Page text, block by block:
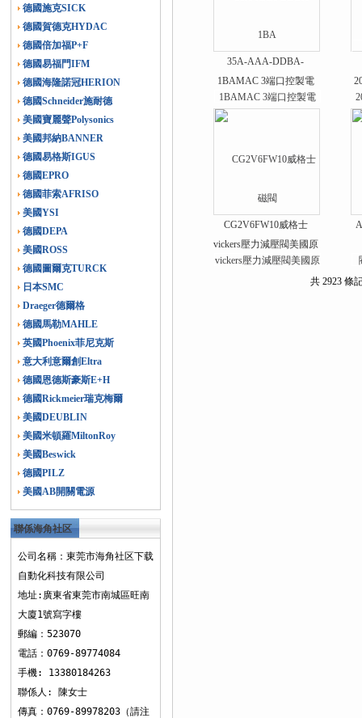
德國施克SICK
德國賀德克HYDAC
德國倍加福P+F
德國易福門IFM
德國海隆諾冠HERION
德國Schneider施耐德
美國寶麗聲Polysonics
美國邦納BANNER
德國易格斯IGUS
德國EPRO
德國菲索AFRISO
美國YSI
德國DEPA
美國ROSS
德國圖爾克TURCK
日本SMC
Draeger德爾格
德國馬勒MAHLE
英國Phoenix菲尼克斯
意大利意爾創Eltra
德國恩德斯豪斯E+H
德國Rickmeier瑞克梅爾
美國DEUBLIN
美國米頓羅MiltonRoy
美國Beswick
德國PILZ
美國AB開關電源
聯係海角社区
下载
公司名稱：東莞市海角社区下载
自動化科技有限公司
地址:廣東省東莞市南城區旺南
大廈1號寫字樓
郵編：523070
電話：0769-89774084
手機: 13380184263
聯係人: 陳女士
傳真：0769-89978203（請注
35A-AAA-DDBA-
1BAMAC 3端口控製電
磁閥
CG2V6FW10威格士
vickers壓力減壓閥美國原
裝供應
共 2923 條